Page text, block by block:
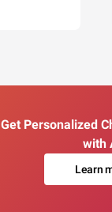
Get Personalized
with
Learn